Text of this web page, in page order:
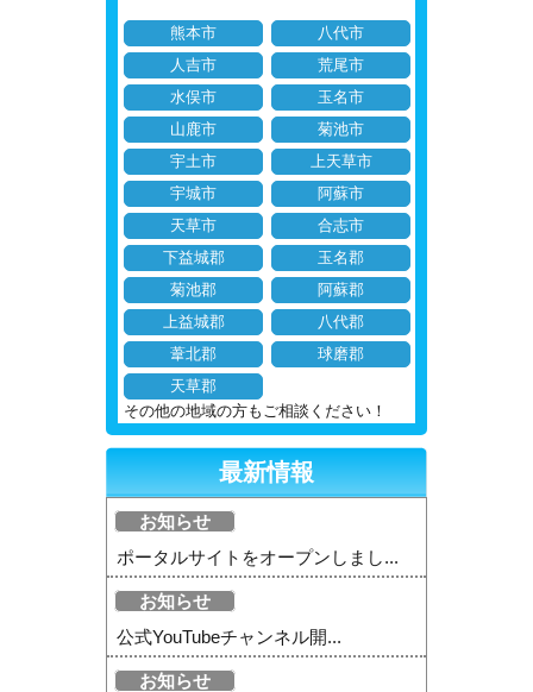
熊本市
八代市
人吉市
荒尾市
水俣市
玉名市
山鹿市
菊池市
宇土市
上天草市
宇城市
阿蘇市
天草市
合志市
下益城郡
玉名郡
菊池郡
阿蘇郡
上益城郡
八代郡
葦北郡
球磨郡
天草郡
その他の地域の方もご相談ください！
最新情報
お知らせ
ポータルサイトをオープンしまし...
お知らせ
公式YouTubeチャンネル開...
お知らせ